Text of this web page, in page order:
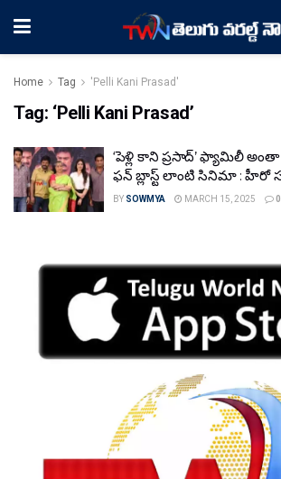
Home Tag 'Pelli Kani Prasad'
Tag: ‘Pelli Kani Prasad’
‘పెళ్లి కాని ప్రసాద్’ ఫ్యామిలీ
ఫన్ బ్లాస్ట్ లాంటి సినిమా : హీరో
BY SOWMYA MARCH 15, 2025 0